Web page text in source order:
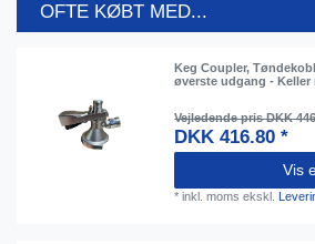
OFTE KØBT MED...
Keg Coupler,
øverste udgang - Keller
Vejledende pris DKK
DKK 416.80 *
Vis
*inkl. moms ekskl.